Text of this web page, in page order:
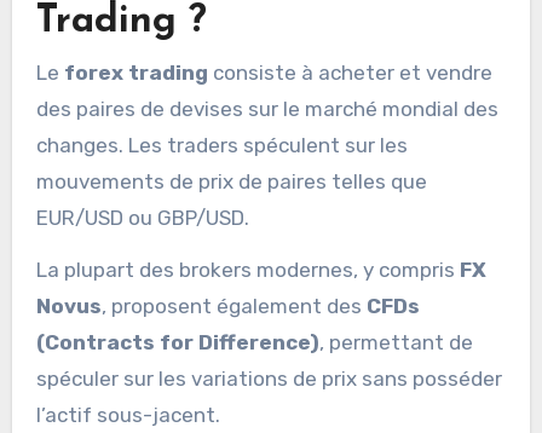
Trading ?
Le forex trading consiste à acheter et vendre
des paires de devises sur le marché mondial des
changes. Les traders spéculent sur les
mouvements de prix de paires telles que
EUR/USD ou GBP/USD.
La plupart des brokers modernes, y compris FX
Novus, proposent également des CFDs
(Contracts for Difference), permettant de
spéculer sur les variations de prix sans posséder
l’actif sous-jacent.